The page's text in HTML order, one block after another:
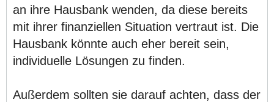
an ihre Hausbank wenden, da diese bereits
mit ihrer finanziellen Situation vertraut ist. Die
Hausbank könnte auch eher bereit sein,
individuelle Lösungen zu finden.
Außerdem sollten sie darauf achten, dass der